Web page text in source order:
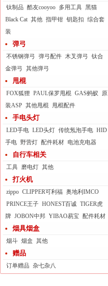
钛制品 酷友cooyoo 多用工具 黑猫
Black Cat 其他 指甲钳 钥匙扣 综合套
装
弹弓
不锈钢弹弓 弹弓配件 木叉弹弓
钛合
金弹弓
其他弹弓
甩棍
FOX狐狸 PAUL保罗甩棍 GAS蚂蚁
原
装ASP 其他甩棍 甩棍配件
手电头灯
LED手电 LED头灯 传统氖泡手电 HID
手电 野营灯 配件耗材 电池充电器
自行车相关
工具 磨电灯 其他
打火机
zippo CLIPPER可利福 奥地利IMCO
PRINCE王子 HONEST百诚 TIGER虎
牌 JOBON中邦 YIBAO易宝 配件耗材
烟具烟盒
烟斗 烟盒 其他
赠品
订单赠品 杂七杂八